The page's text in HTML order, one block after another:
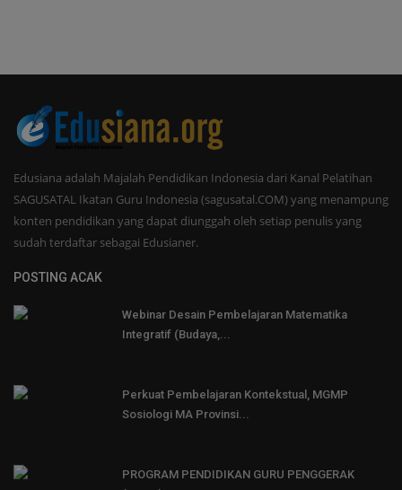
Edusiana adalah Majalah Pendidikan Indonesia dari Kanal Pelatihan
SAGUSATAL Ikatan Guru Indonesia (sagusatal.COM) yang menampung
konten pendidikan yang dapat diunggah oleh setiap penulis yang
sudah terdaftar sebagai Edusianer.
POSTING ACAK
Webinar Desain Pembelajaran Matematika
Integratif (Budaya,...
Perkuat Pembelajaran Kontekstual, MGMP
Sosiologi MA Provinsi...
PROGRAM PENDIDIKAN GURU PENGGERAK